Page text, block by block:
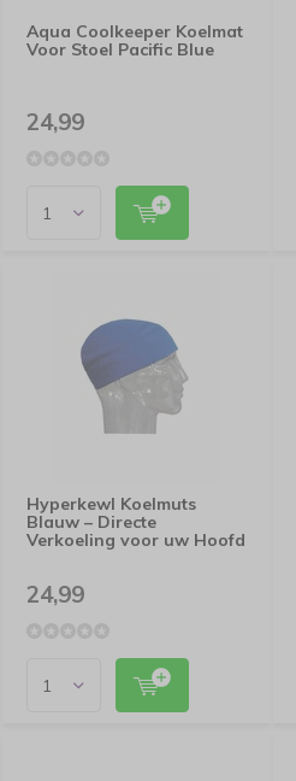
Aqua Coolkeeper Koelmat
Voor Stoel Pacific Blue
24,99
Hyperkewl Koelmuts
Blauw – Directe
Verkoeling voor uw Hoofd
24,99